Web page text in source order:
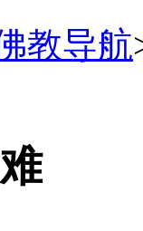
教导航